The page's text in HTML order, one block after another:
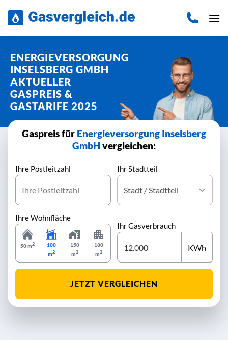
Inhalt
ENERGIEVERSORGUNG
INSELSBERG GMBH
AKTUELLER
GASPREIS &
GASTARIFE 2025
Gaspreis für Energieversorgung Inselsberg
GmbHvergleichen:
Ihre Postleitzahl Ihr Stadtteil
Ihre Wohnfläche
50 m2
100
m2
150
m2
180
m2
Ihr Gasverbrauch
KWh
JETZT VERGLEICHEN